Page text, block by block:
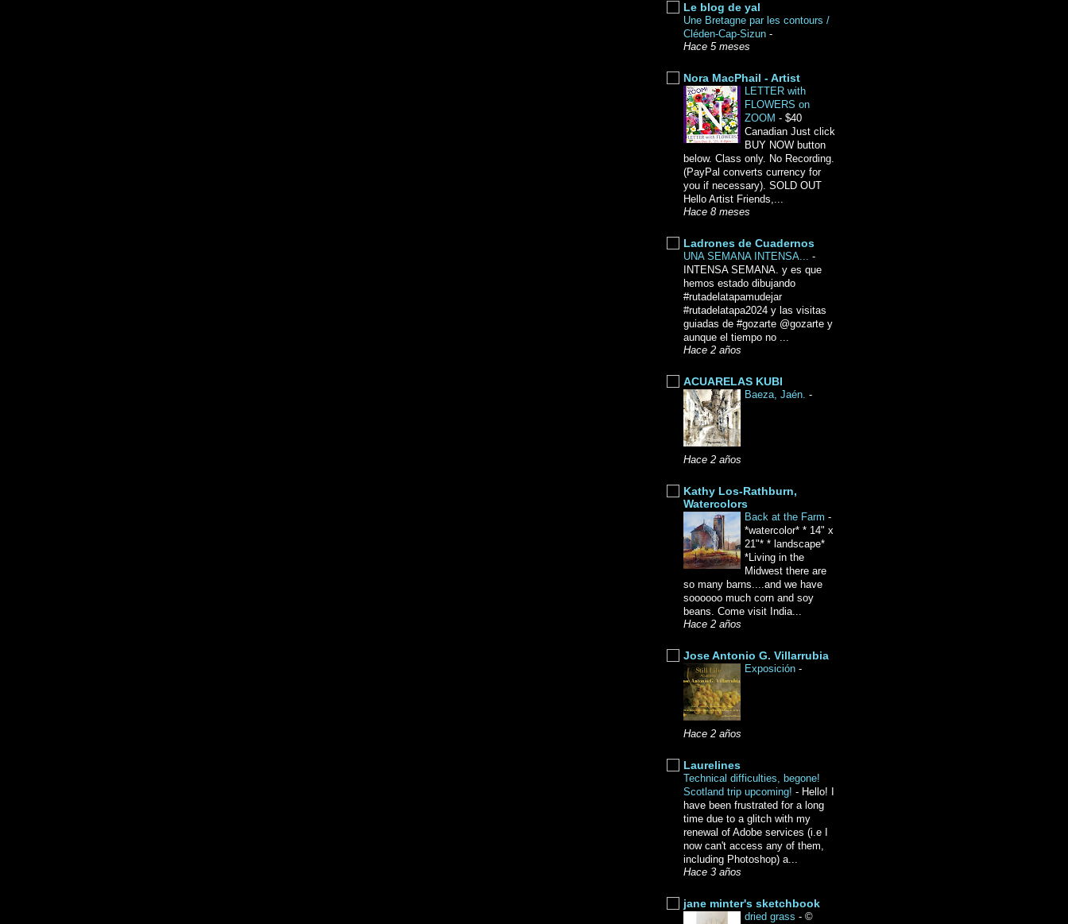
Le blog de yal
Une Bretagne par les contours /
Cléden-Cap-Sizun -
Hace 5 meses
Nora MacPhail - Artist
LETTER with
FLOWERS on
ZOOM - $40
Canadian Just click
BUY NOW button
below. Class only. No Recording.
(PayPal converts currency for
you if necessary). SOLD OUT
Hello Artist Friends,...
Hace 8 meses
Ladrones de Cuadernos
UNA SEMANA INTENSA... -
INTENSA SEMANA. y es que
hemos estado dibujando
#rutadelatapamudejar
#rutadelatapa2024 y las visitas
guiadas de #gozarte @gozarte y
aunque el tiempo no ...
Hace 2 años
ACUARELAS KUBI
Baeza, Jaén. -
Hace 2 años
Kathy Los-Rathburn,
Watercolors
Back at the Farm -
*watercolor* * 14" x
21"* * landscape*
*Living in the
Midwest there are
so many barns....and we have
soooooo much corn and soy
beans. Come visit India...
Hace 2 años
Jose Antonio G. Villarrubia
Exposición -
Hace 2 años
Laurelines
Technical difficulties, begone!
Scotland trip upcoming! - Hello! I
have been frustrated for a long
time due to a glitch with my
renewal of Adobe services (i.e I
now can't access any of them,
including Photoshop) a...
Hace 3 años
jane minter's sketchbook
dried grass - ©